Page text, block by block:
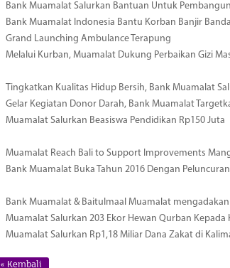
Bank Muamalat Salurkan Bantuan Untuk
Bank Muamalat Indonesia Bantu Korban Banjir
Grand Launching Ambulance Terapung
Melalui Kurban, Muamalat Dukung Perbaikan Gizi
Tingkatkan Kualitas Hidup Bersih, Bank Muamalat
Gelar Kegiatan Donor Darah, Bank Muamalat
Muamalat Salurkan Beasiswa Pendidikan Rp150 Juta
Muamalat Reach Bali to Support Improvements
Bank Muamalat Buka Tahun 2016 Dengan
Bank Muamalat & Baitulmaal Muamalat mengadakan
Muamalat Salurkan 203 Ekor Hewan Qurban Kepada
Muamalat Salurkan Rp1,18 Miliar Dana Zakat di
« Kembali